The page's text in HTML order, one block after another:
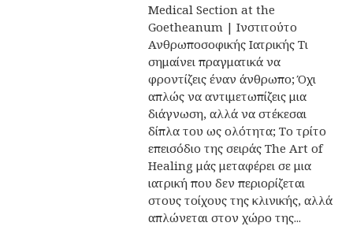
Medical Section at the
Goetheanum | Ινστιτούτο
Ανθρωποσοφικής Ιατρικής Τι
σημαίνει πραγματικά να
φροντίζεις έναν άνθρωπο; Όχι
απλώς να αντιμετωπίζεις μια
διάγνωση, αλλά να στέκεσαι
δίπλα του ως ολότητα; Το τρίτο
επεισόδιο της σειράς The Art of
Healing μάς μεταφέρει σε μια
ιατρική που δεν περιορίζεται
στους τοίχους της κλινικής, αλλά
απλώνεται στον χώρο της...